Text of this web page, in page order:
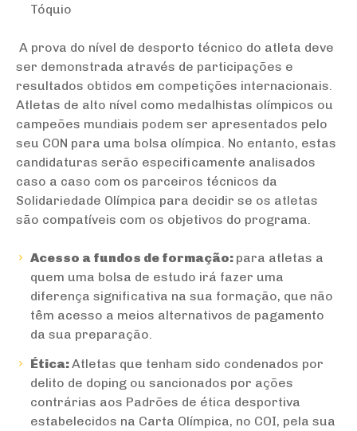
Tóquio
A prova do nível de desporto técnico do atleta deve
ser demonstrada através de participações e
resultados obtidos em competições internacionais.
Atletas de alto nível como medalhistas olímpicos ou
campeões mundiais podem ser apresentados pelo
seu CON para uma bolsa olímpica. No entanto, estas
candidaturas serão especificamente analisados
caso a caso com os parceiros técnicos da
Solidariedade Olímpica para decidir se os atletas
são compatíveis com os objetivos do programa.
Acesso a fundos de formação: para atletas a
quem uma bolsa de estudo irá fazer uma
diferença significativa na sua formação, que não
têm acesso a meios alternativos de pagamento
da sua preparação.
Ética:Atletas que tenham sido condenados por
delito de doping ou sancionados por ações
contrárias aos Padrões de ética desportiva
estabelecidos na Carta Olímpica, no COI, pela sua